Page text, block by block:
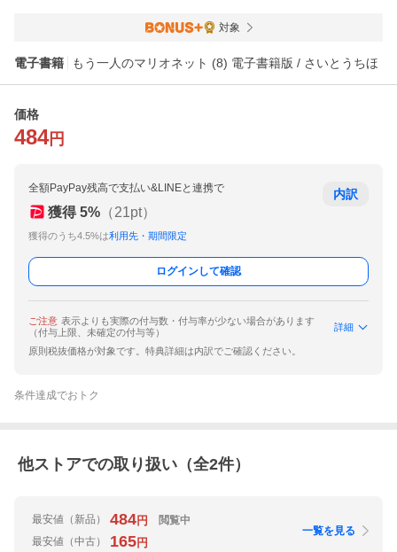
対象
電子書籍 もう一人のマリオネット (8) 電子書籍版 / さいとうちほ
価格
484円
全額PayPay残高で支払い&LINEと連携で
獲得 5% （21pt）
獲得のうち4.5%は利用先・期間限定
内訳
ログインして確認
ご注意 表示よりも実際の付与数・付与率が少ない場合があります
（付与上限、未確定の付与等）
詳細
原則税抜価格が対象です。特典詳細は内訳でご確認ください。
条件達成でおトク
他ストアでの取り扱い（全2件）
最安値 （新品） 484円
閲覧中
最安値 （中古） 165円
一覧を見る